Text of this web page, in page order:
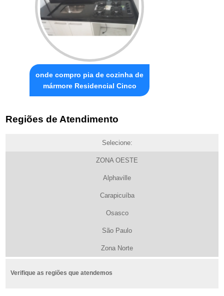
onde compro pia de cozinha de
mármore Residencial Cinco
Regiões de Atendimento
Selecione:
ZONA OESTE
Alphaville
Carapicuíba
Osasco
São Paulo
Zona Norte
Verifique as regiões que atendemos